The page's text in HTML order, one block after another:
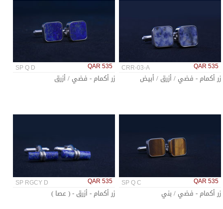
CRR-03-A QAR 535
زر أكمام - فضي / أزرق / أبيض
SP Q D QAR 535
زر أكمام - فضي / أزرق
SP Q C QAR 535
زر أكمام - فضي / بني
SP RGCY D QAR 535
زر أكمام - أزرق - ( عصا )